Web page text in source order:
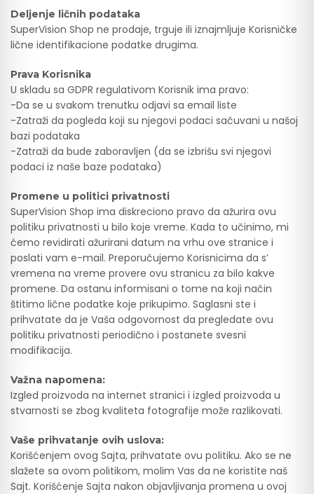
Deljenje ličnih podataka
SuperVision Shop ne prodaje, trguje ili iznajmljuje Korisničke
lične identifikacione podatke drugima.
Prava Korisnika
U skladu sa GDPR regulativom Korisnik ima pravo:
-Da se u svakom trenutku odjavi sa email liste
-Zatraži da pogleda koji su njegovi podaci sačuvani u našoj
bazi podataka
-Zatraži da bude zaboravljen (da se izbrišu svi njegovi
podaci iz naše baze podataka)
Promene u politici privatnosti
SuperVision Shop ima diskreciono pravo da ažurira ovu
politiku privatnosti u bilo koje vreme. Kada to učinimo, mi
ćemo revidirati ažurirani datum na vrhu ove stranice i
poslati vam e-mail. Preporučujemo Korisnicima da s’
vremena na vreme provere ovu stranicu za bilo kakve
promene. Da ostanu informisani o tome na koji način
štitimo lične podatke koje prikupimo. Saglasni ste i
prihvatate da je Vaša odgovornost da pregledate ovu
politiku privatnosti periodično i postanete svesni
modifikacija.
Važna napomena:
Izgled proizvoda na internet stranici i izgled proizvoda u
stvarnosti se zbog kvaliteta fotografije može razlikovati.
Vaše prihvatanje ovih uslova:
Korišćenjem ovog Sajta, prihvatate ovu politiku. Ako se ne
slažete sa ovom politikom, molim Vas da ne koristite naš
Sajt. Korišćenje Sajta nakon objavljivanja promena u ovoj